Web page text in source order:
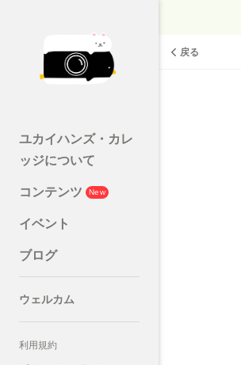
ユカイハンズ・カレ
ッジについて
コンテンツ
New
イベント
ブログ
ウェルカム
利用規約
戻る